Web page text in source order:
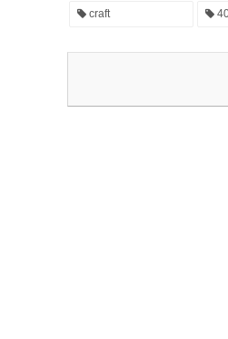
craft